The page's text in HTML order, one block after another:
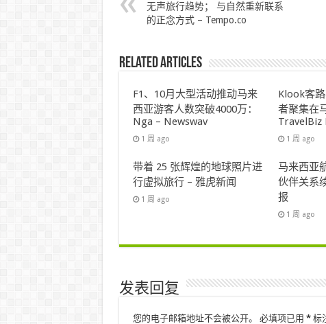
无声旅行趋势； 与自然重新联系
的正念方式 – Tempo.co
Related Articles
F1、10月大型活动推动马来
西亚游客人数突破4000万：
Nga – Newswav
1 周 ago
Klook客
者聚集在
1 周 ago
带着 25 张辉煌的地球照片进
行虚拟旅行 – 雅虎新闻
1 周 ago
马来西亚
伙伴关系
报
1 周 ago
发表回复
您的电子邮箱地址不会被公开。 必填项已用 *标